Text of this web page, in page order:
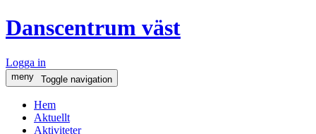
Danscentrum väst
Logga in
meny Toggle navigation
Hem
Aktuellt
Aktiviteter